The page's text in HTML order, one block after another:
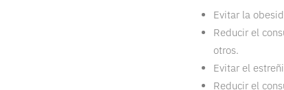
Evitar la
Reducir el
otros.
Evitar el
Reducir el